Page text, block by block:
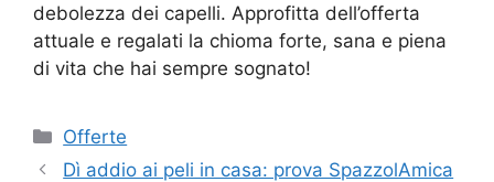
debolezza dei capelli. Approfitta dell’offerta
attuale e regalati la chioma forte, sana e piena
di vita che hai sempre sognato!
Categorie
Offerte
Dì addio ai peli in casa: prova SpazzolAmica